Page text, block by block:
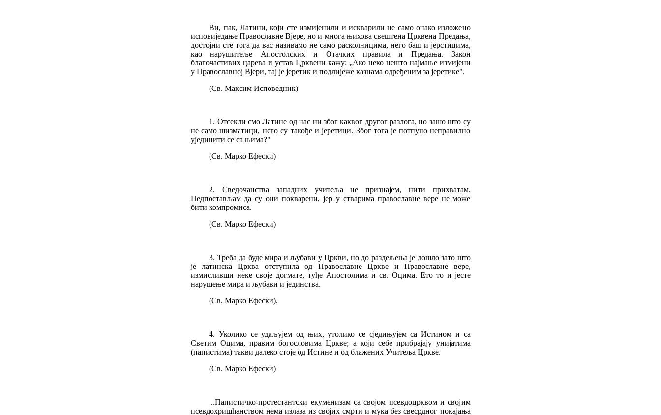
Ви, пак, Латини, који сте измијенили и искварили не само онако изложено
исповиједање Православне Вјере, но и многа њихова свештена Црквена Предања,
достојни сте тога да вас називамо не само расколницима, него баш и јерстицима,
као нарушитеље Апостолских и Отачких правила и Предања. Закон
благочастивих царева и устав Црквени кажу: „Ако неко нешто најмање измијени
у Православној Вјери, тај је јеретик и подлијеже казнама одређеним за јеретике".
(Св. Максим Исповедник)
1. Отсекли смо Латине од нас ни због каквог другог разлога, но зашо што су
не само шизматици, него су такође и јеретици. Због тога је потпуно неправилно
ујединити се са њима?"
(Св. Марко Ефески)
2. Сведочанства западних учитеља не признајем, нити прихватам.
Педпостављам да су они покварени, јер у стварима православне вере не може
бити компромиса.
(Св. Марко Ефески)
3. Треба да буде мира и љубави у Цркви, но до раздељења је дошло зато што
је латинска Црква отступила од Православне Цркве и Православне вере,
измисливши неке своје догмате, туђе Апостолима и св. Оцима. Ето то и јесте
нарушење мира и љубави и јединства.
(Св. Марко Ефески).
4. Уколико се удаљујем од њих, утолико се сједињујем са Истином и са
Светим Оцима, правим богословима Цркве; а који себе прибрајају унијатима
(папистима) такви далеко стоје од Истине и од блажених Учитеља Цркве.
(Св. Марко Ефески)
...Папистичко-протестантски екуменизам са својом псевдоцрквом и својим
псевдохришћанством нема излаза из својих смрти и мука без свесрдног покајања